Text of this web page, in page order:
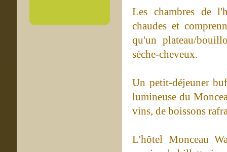
Les chambres de
chaudes et
qu'un plateau/
sèche-cheveux.
Un petit-déjeuner
lumineuse du
vins, de boissons
L'hôtel Monceau